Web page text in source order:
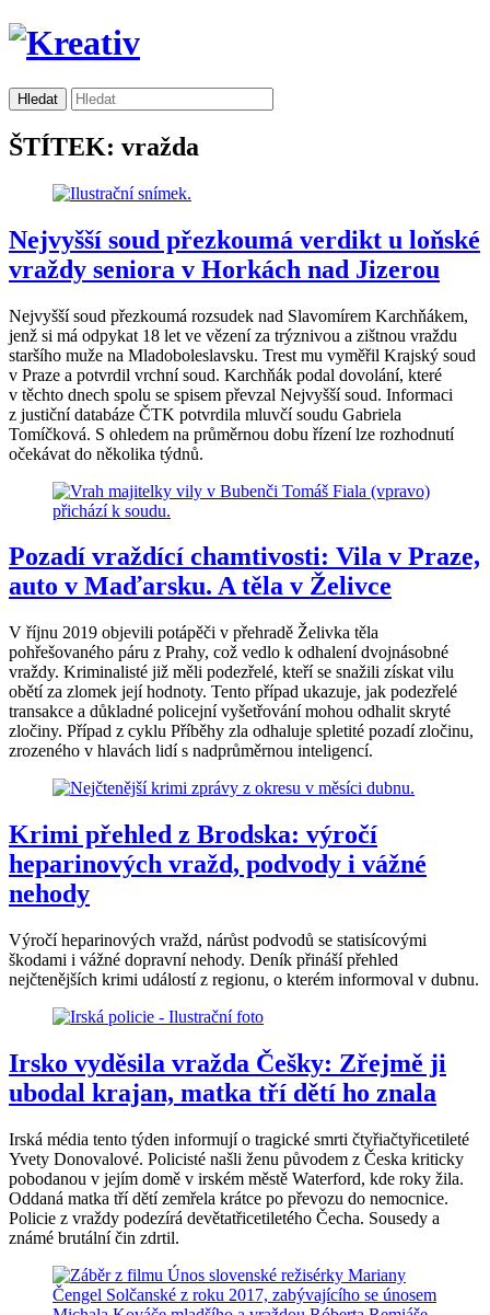
ŠTÍTEK: vražda
Nejvyšší soud přezkoumá verdikt u loňské
vraždy seniora v Horkách nad Jizerou
Nejvyšší soud přezkoumá rozsudek nad Slavomírem Karchňákem,
jenž si má odpykat 18 let ve vězení za trýznivou a zištnou vraždu
staršího muže na Mladoboleslavsku. Trest mu vyměřil Krajský soud
v Praze a potvrdil vrchní soud. Karchňák podal dovolání, které
v těchto dnech spolu se spisem převzal Nejvyšší soud. Informaci
z justiční databáze ČTK potvrdila mluvčí soudu Gabriela
Tomíčková. S ohledem na průměrnou dobu řízení lze rozhodnutí
očekávat do několika týdnů.
Pozadí vraždící chamtivosti: Vila v Praze,
auto v Maďarsku. A těla v Želivce
V říjnu 2019 objevili potápěči v přehradě Želivka těla
pohřešovaného páru z Prahy, což vedlo k odhalení dvojnásobné
vraždy. Kriminalisté již měli podezřelé, kteří se snažili získat vilu
obětí za zlomek její hodnoty. Tento případ ukazuje, jak podezřelé
transakce a důkladné policejní vyšetřování mohou odhalit skryté
zločiny. Případ z cyklu Příběhy zla odhaluje spletité pozadí zločinu,
zrozeného v hlavách lidí s nadprůměrnou inteligencí.
Krimi přehled z Brodska: výročí
heparinových vražd, podvody i vážné
nehody
Výročí heparinových vražd, nárůst podvodů se statisícovými
škodami i vážné dopravní nehody. Deník přináší přehled
nejčtenějších krimi událostí z regionu, o kterém informoval v dubnu.
Irsko vyděsila vražda Češky: Zřejmě ji
ubodal krajan, matka tří dětí ho znala
Irská média tento týden informují o tragické smrti čtyřiačtyřicetileté
Yvety Donovalové. Policisté našli ženu původem z Česka kriticky
pobodanou v jejím domě v irském městě Waterford, kde roky žila.
Oddaná matka tří dětí zemřela krátce po převozu do nemocnice.
Policie z vraždy podezírá devětatřicetiletého Čecha. Sousedy a
známé brutální čin zdrtil.